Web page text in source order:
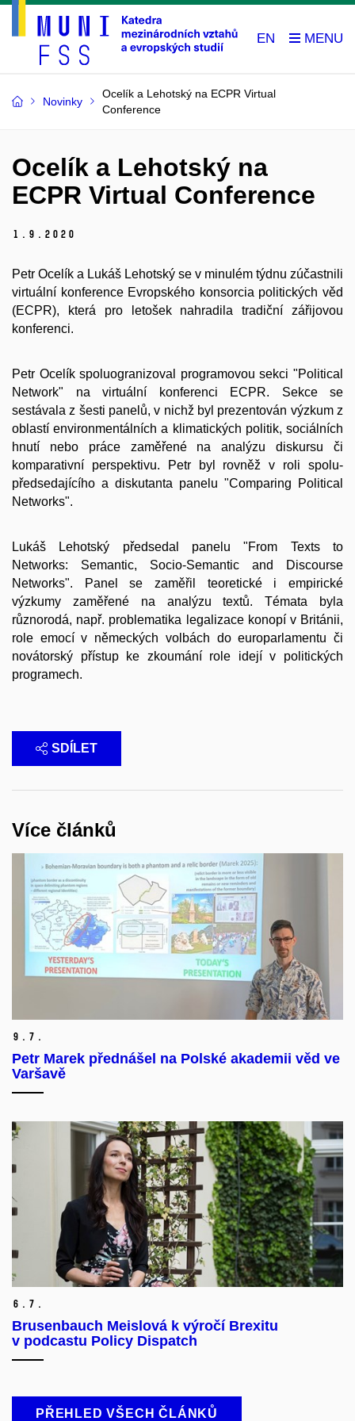
EN
Novinky
Ocelík a Lehotský na ECPR Virtual
Conference
Ocelík a Lehotský na
ECPR Virtual Conference
1. 9. 2020
Petr Ocelík a Lukáš Lehotský se v minulém týdnu zúčastnili
virtuální konference Evropského konsorcia politických věd
(ECPR), která pro letošek nahradila tradiční zářijovou
konferenci.
Petr Ocelík spoluogranizoval programovou sekci "Political
Network" na virtuální konferenci ECPR. Sekce se
sestávala z šesti panelů, v nichž byl prezentován výzkum z
oblastí environmentálních a klimatických politik, sociálních
hnutí nebo práce zaměřené na analýzu diskursu či
komparativní perspektivu. Petr byl rovněž v roli spolu-
předsedajícího a diskutanta panelu "Comparing Political
Networks".
Lukáš Lehotský předsedal panelu "From Texts to
Networks: Semantic, Socio-Semantic and Discourse
Networks". Panel se zaměřil teoretické i empirické
výzkumy zaměřené na analýzu textů. Témata byla
různorodá, např. problematika legalizace konopí v Británii,
role emocí v německých volbách do europarlamentu či
novátorský přístup ke zkoumání role idejí v politických
programech.
SDÍLET
Více článků
9. 7.
Petr Marek přednášel na Polské akademii věd ve
Varšavě
6. 7.
Brusenbauch Meislová k výročí Brexitu
v podcastu Policy Dispatch
PŘEHLED VŠECH ČLÁNKŮ